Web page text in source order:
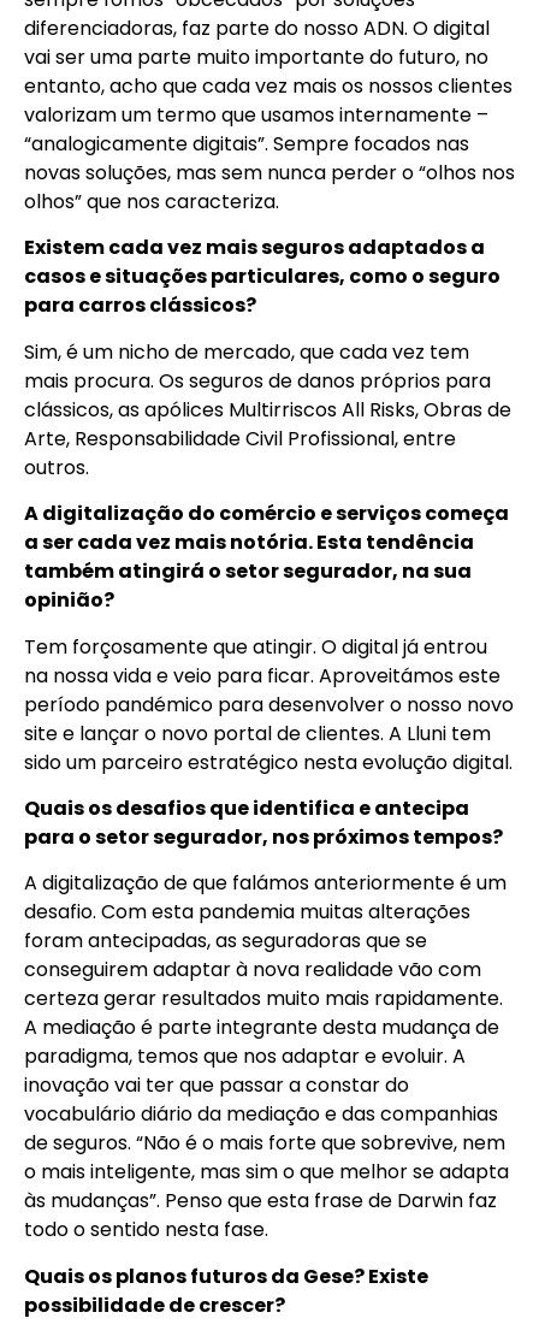
diferenciadoras, faz parte do nosso ADN. O digital
vai ser uma parte muito importante do futuro, no
entanto, acho que cada vez mais os nossos clientes
valorizam um termo que usamos internamente –
“analogicamente digitais”. Sempre focados nas
novas soluções, mas sem nunca perder o “olhos nos
olhos” que nos caracteriza.
Existem cada vez mais seguros adaptados a
casos e situações particulares, como o seguro
para carros clássicos?
Sim, é um nicho de mercado, que cada vez tem
mais procura. Os seguros de danos próprios para
clássicos, as apólices Multirriscos All Risks, Obras de
Arte, Responsabilidade Civil Profissional, entre
outros.
A digitalização do comércio e serviços começa
a ser cada vez mais notória. Esta tendência
também atingirá o setor segurador, na sua
opinião?
Tem forçosamente que atingir. O digital já entrou
na nossa vida e veio para ficar. Aproveitámos este
período pandémico para desenvolver o nosso novo
site e lançar o novo portal de clientes. A Lluni tem
sido um parceiro estratégico nesta evolução digital.
Quais os desafios que identifica e antecipa
para o setor segurador, nos próximos tempos?
A digitalização de que falámos anteriormente é um
desafio. Com esta pandemia muitas alterações
foram antecipadas, as seguradoras que se
conseguirem adaptar à nova realidade vão com
certeza gerar resultados muito mais rapidamente.
A mediação é parte integrante desta mudança de
paradigma, temos que nos adaptar e evoluir. A
inovação vai ter que passar a constar do
vocabulário diário da mediação e das companhias
de seguros. “Não é o mais forte que sobrevive, nem
o mais inteligente, mas sim o que melhor se adapta
às mudanças”. Penso que esta frase de Darwin faz
todo o sentido nesta fase.
Quais os planos futuros da Gese? Existe
possibilidade de crescer?